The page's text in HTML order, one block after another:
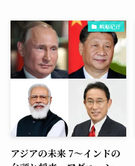
戦略紀行
アジアの未来 7〜インドの